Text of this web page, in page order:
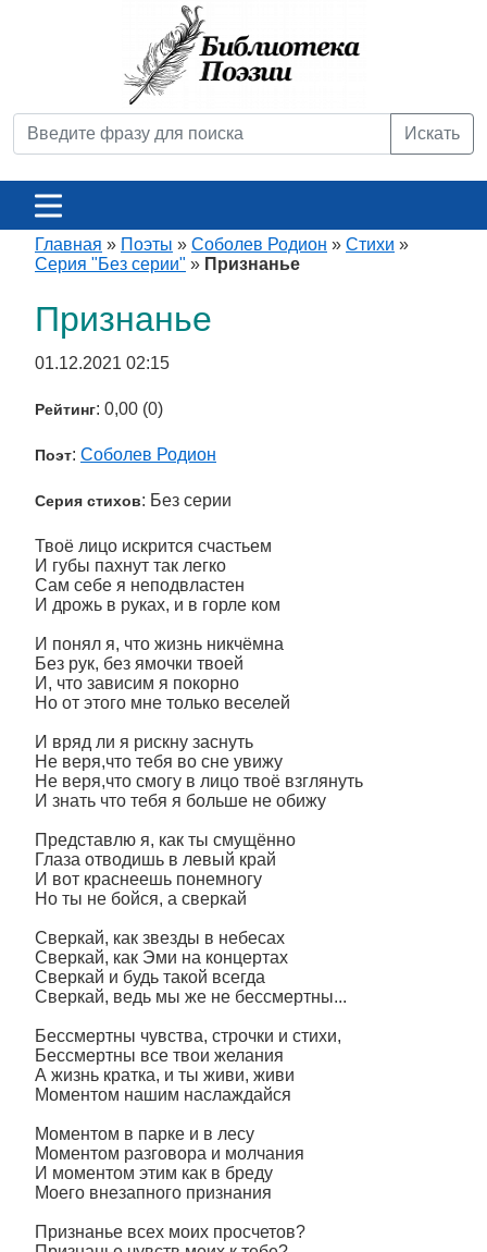
Искать
Главная » Поэты » Соболев Родион » Стихи »
Серия "Без серии" » Признанье
Признанье
01.12.2021 02:15
Рейтинг: 0,00 (0)
Поэт: Соболев Родион
Серия стихов: Без серии
Твоё лицо искрится счастьем
И губы пахнут так легко
Сам себе я неподвластен
И дрожь в руках, и в горле ком
И понял я, что жизнь никчёмна
Без рук, без ямочки твоей
И, что зависим я покорно
Но от этого мне только веселей
И вряд ли я рискну заснуть
Не веря,что тебя во сне увижу
Не веря,что смогу в лицо твоё взглянуть
И знать что тебя я больше не обижу
Представлю я, как ты смущённо
Глаза отводишь в левый край
И вот краснеешь понемногу
Но ты не бойся, а сверкай
Сверкай, как звезды в небесах
Сверкай, как Эми на концертах
Сверкай и будь такой всегда
Сверкай, ведь мы же не бессмертны...
Бессмертны чувства, строчки и стихи,
Бессмертны все твои желания
А жизнь кратка, и ты живи, живи
Моментом нашим наслаждайся
Моментом в парке и в лесу
Моментом разговора и молчания
И моментом этим как в бреду
Моего внезапного признания
Признанье всех моих просчетов?